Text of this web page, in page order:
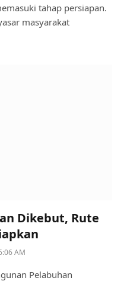
tahap persiapan.
masyarakat
Dikebut, Rute
AM
Pelabuhan